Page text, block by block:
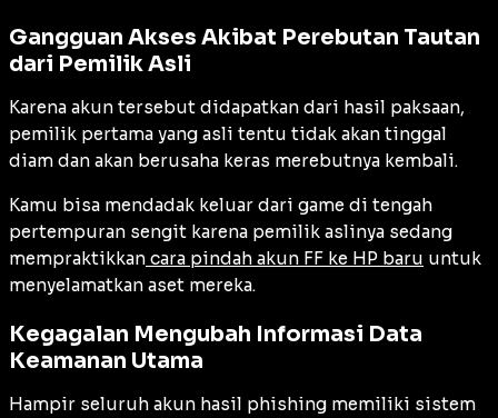
Gangguan Akses Akibat Perebutan Tautan
dari Pemilik Asli
Karena akun tersebut didapatkan dari hasil paksaan,
pemilik pertama yang asli tentu tidak akan tinggal
diam dan akan berusaha keras merebutnya kembali.
Kamu bisa mendadak keluar dari game di tengah
pertempuran sengit karena pemilik aslinya sedang
mempraktikkan cara pindah akun FF ke HP baru untuk
menyelamatkan aset mereka.
Kegagalan Mengubah Informasi Data
Keamanan Utama
Hampir seluruh akun hasil phishing memiliki sistem